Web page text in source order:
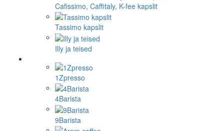
Cafissimo, Caffitaly, K-fee kapslit
Tassimo kapslit
Illy ja teised
1Zpresso
4Barista
9Barista